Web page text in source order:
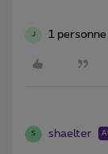
J 1
S shaelter